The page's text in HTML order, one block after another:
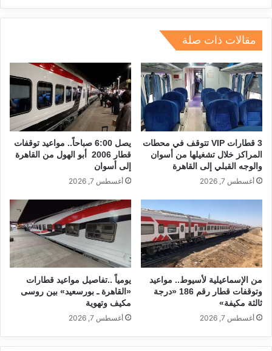
b
o
o
k
A
p
d
a
dI
مقالات ذات صلة
3 قطارات VIP تتوقف في محطات
المراكز خلال تشغيلها من أسوان
والوجه القبلي إلى القاهرة
أغسطس 7, 2026
يصل 6:00 صباحاً.. مواعيد توقفات
قطار 2006 أبو الهول من القاهرة
إلى أسوان
أغسطس 7, 2026
من الإسماعيلية لأسيوط.. مواعيد
وتوقفات قطار رقم 186 «درجة
ثالثة مكيفة»
أغسطس 7, 2026
يومياً ..تفاصيل مواعيد قطارات
«القاهرة ـ بورسعيد» بين روسى
مكيف وتهوية
أغسطس 7, 2026